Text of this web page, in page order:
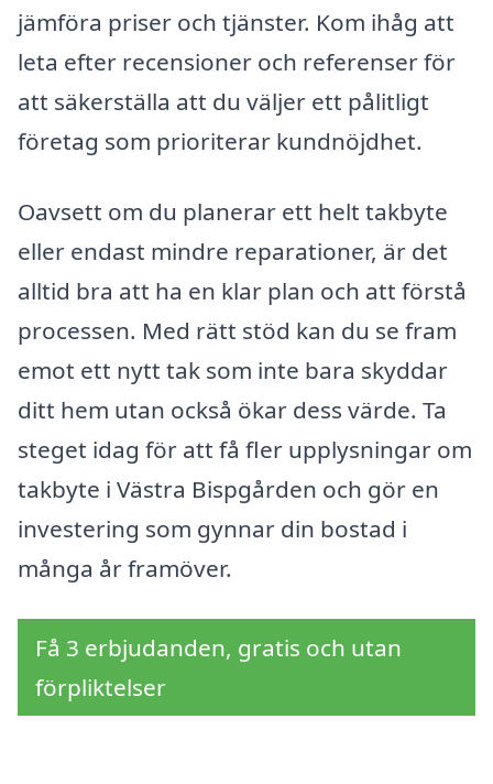
jämföra priser och tjänster. Kom ihåg att
leta efter recensioner och referenser för
att säkerställa att du väljer ett pålitligt
företag som prioriterar kundnöjdhet.
Oavsett om du planerar ett helt takbyte
eller endast mindre reparationer, är det
alltid bra att ha en klar plan och att förstå
processen. Med rätt stöd kan du se fram
emot ett nytt tak som inte bara skyddar
ditt hem utan också ökar dess värde. Ta
steget idag för att få fler upplysningar om
takbyte i Västra Bispgården och gör en
investering som gynnar din bostad i
många år framöver.
Få 3 erbjudanden, gratis och utan
förpliktelser